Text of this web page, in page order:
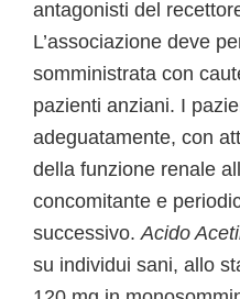
antagonisti del
L’associazione deve
somministrata con
pazienti anziani. I
adeguatamente, con
della funzione renale
concomitante e
successivo.Acido
su individui sani, allo